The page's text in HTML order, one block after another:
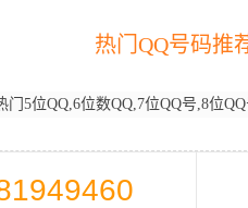
热门QQ号码推
门5位QQ,6位数QQ,7位QQ号,8位